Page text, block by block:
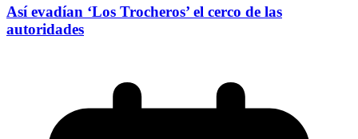
Así evadían ‘Los Trocheros’ el cerco de las
autoridades